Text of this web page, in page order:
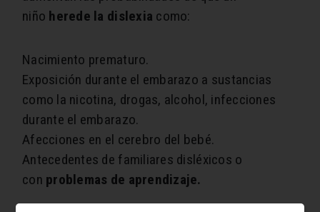
niño herede la dislexia como:
Nacimiento prematuro.
Exposición durante el embarazo a sustancias
como la nicotina, drogas, alcohol, infecciones
durante el embarazo.
Afecciones en el cerebro del bebé.
Antecedentes de familiares disléxicos o
con problemas de aprendizaje.